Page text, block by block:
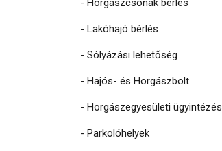
- Horgászcsónak bérlés
- Lakóhajó bérlés
- Sólyázási lehetőség
- Hajós- és Horgászbolt
- Horgászegyesületi ügyintézés
- Parkolóhelyek